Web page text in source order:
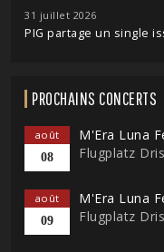
31 juillet 2026
PIG partage un single
PROCHAINS CONCERTS
août
08
M'Era Luna
Flugplatz
août
09
M'Era Luna
Flugplatz